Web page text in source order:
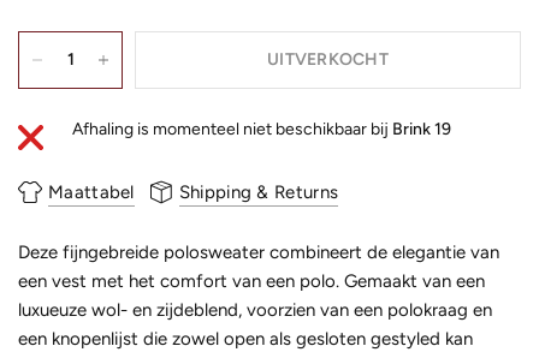
UITVERKOCHT
Afhaling is momenteel niet beschikbaar bij Brink 19
Maattabel Shipping & Returns
Deze fijngebreide polosweater combineert de elegantie van
een vest met het comfort van een polo. Gemaakt van een
luxueuze wol- en zijdeblend, voorzien van een polokraag en
een knopenlijst die zowel open als gesloten gestyled kan